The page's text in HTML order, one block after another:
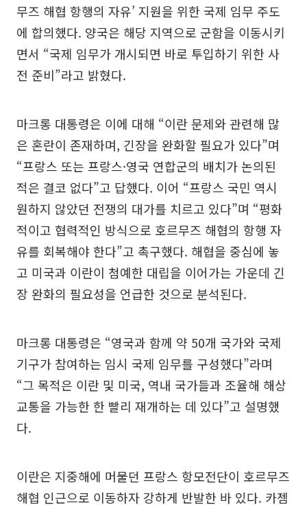
무즈 해협 항행의 자유’ 지원을 위한 국제 임무 주도
에 합의했다. 양국은 해당 지역으로 군함을 이동시키
면서 “국제 임무가 개시되면 바로 투입하기 위한 사
전 준비”라고 밝혔다.
마크롱 대통령은 이에 대해 “이란 문제와 관련해 많
은 혼란이 존재하며, 긴장을 완화할 필요가 있다”며
“프랑스 또는 프랑스·영국 연합군의 배치가 논의된
적은 결코 없다”고 답했다. 이어 “프랑스 국민 역시
원하지 않았던 전쟁의 대가를 치르고 있다”며 “평화
적이고 협력적인 방식으로 호르무즈 해협의 항행 자
유를 회복해야 한다”고 촉구했다. 해협을 중심에 놓
고 미국과 이란이 첨예한 대립을 이어가는 가운데 긴
장 완화의 필요성을 언급한 것으로 분석된다.
마크롱 대통령은 “영국과 함께 약 50개 국가와 국제
기구가 참여하는 임시 국제 임무를 구성했다”라며
“그 목적은 이란 및 미국, 역내 국가들과 조율해 해상
교통을 가능한 한 빨리 재개하는 데 있다”고 설명했
다.
이란은 지중해에 머물던 프랑스 항모전단이 호르무즈
해협 인근으로 이동하자 강하게 반발한 바 있다. 카젬